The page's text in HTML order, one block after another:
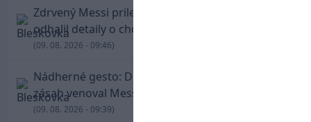
Zdrvený Messi priletel do Argentíny, denník
odhalil detaily o chorobe jeho otca
(09. 08. 2026 - 09:46)
Nádherné gesto: De Paul po góle odhalil dres,
zásah venoval Messimu po strate otca
(09. 08. 2026 - 09:39)